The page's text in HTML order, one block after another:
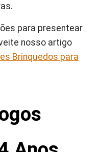
para presentear
nosso artigo
Brinquedos para